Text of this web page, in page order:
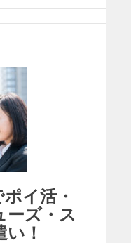
ポイ活・
ーズ・ス
！